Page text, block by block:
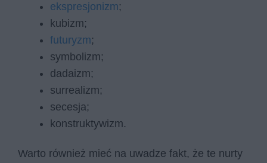
ekspresjonizm;
kubizm;
futuryzm;
symbolizm;
dadaizm;
surrealizm;
secesja;
konstruktywizm.
Warto również mieć na uwadze fakt, że te nurty